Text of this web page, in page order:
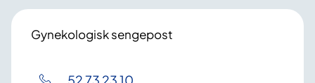
Gynekologisk sengepost